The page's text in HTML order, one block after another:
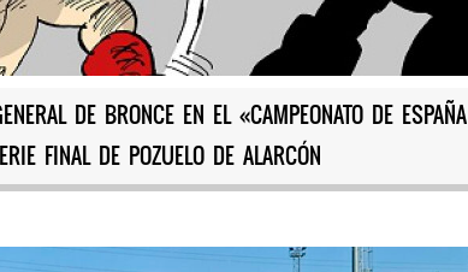
DE BRONCE EN EL «CAMPEONATO DE ESPAÑA
FINAL DE POZUELO DE ALARCÓN